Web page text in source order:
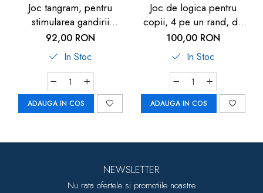
Joc tangram, pentru
stimularea gandirii
creative, din lemn, 3
ani+, Goki
92,00 RON
In Stoc
ADAUGA IN COS
Joc de logica pentru
copii, 4 pe un rand, de
lemn, 3D, Goki
100,00 RON
In Stoc
ADAUGA IN COS
NEWSLETTER
Nu rata ofertele si promotiile noastre